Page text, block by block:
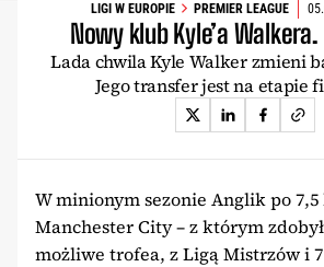
LIGI W EUROPIE PREMIER LEAGUE
Nowy klub Kyle’a Walkera.
Lada chwila Kyle Walker zmieni
Jego transfer jest na etapie
W minionym sezonie Anglik po 7,5
Manchester City – z którym
możliwe trofea, z Ligą Mistrzów i